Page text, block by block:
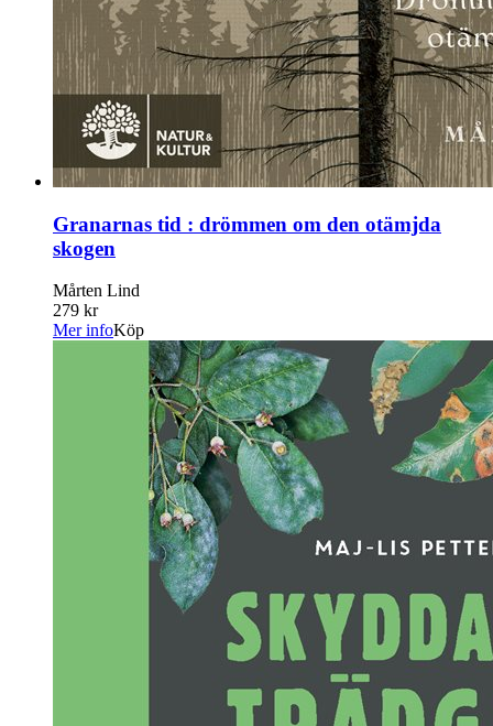
Granarnas tid : drömmen om den otämjda
skogen
Mårten Lind
279 kr
Mer infoKöp